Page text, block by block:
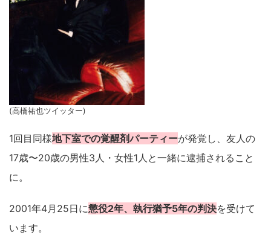
(高橋祐也ツイッター)
1回目同様地下室での覚醒剤パーティーが発覚し、友人の
17歳〜20歳の男性3人・女性1人と一緒に逮捕されること
に。
2001年4月25日に懲役2年、執行猶予5年の判決を受けて
います。